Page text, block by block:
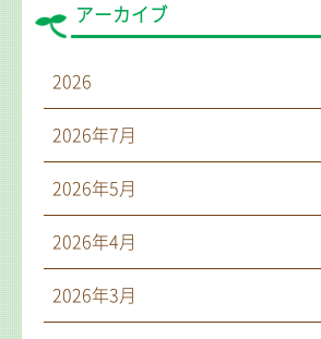
アーカイブ
2026
2026年7月
2026年5月
2026年4月
2026年3月